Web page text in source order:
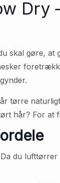
Dry
skal gøre,
tørre
hår? For at
du lufttørrer